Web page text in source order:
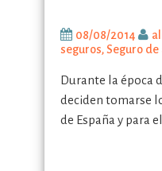
08/08/2014
seguros,Seguro de
Durante la época
deciden tomarse
de España y para